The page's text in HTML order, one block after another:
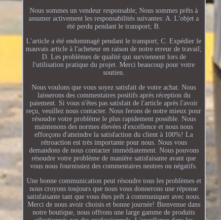
Nous sommes un vendeur responsable; Nous sommes prêts à
assumer activement les responsabilités suivantes: A. L'objet a
été perdu pendant le transport; B.
L'article a été endommagé pendant le transport; C. Expédier le
mauvais article à l'acheteur en raison de notre erreur de travail;
D. Les problèmes de qualité qui surviennent lors de
l'utilisation pratique du projet. Merci beaucoup pour votre
soutien.
Nous voulons que vous soyez satisfait de votre achat. Nous
laisserons des commentaires positifs après réception du
paiement. Si vous n'êtes pas satisfait de l'article après l'avoir
reçu, veuillez nous contacter. Nous ferons de notre mieux pour
résoudre votre problème le plus rapidement possible. Nous
maintenons des normes élevées d'excellence et nous nous
efforçons d'atteindre la satisfaction du client à 100%! La
rétroaction est très importante pour nous. Nous vous
demandons de nous contacter immédiatement. Nous pouvons
résoudre votre problème de manière satisfaisante avant que
vous nous fournissiez des commentaires neutres ou négatifs.
Une bonne communication peut résoudre tous les problèmes et
nous croyons toujours que nous vous donnerons une réponse
satisfaisante tant que vous êtes prêt à communiquer avec nous.
Merci de nous avoir choisis et bonne journée! Bienvenue dans
notre boutique, nous offrons une large gamme de produits